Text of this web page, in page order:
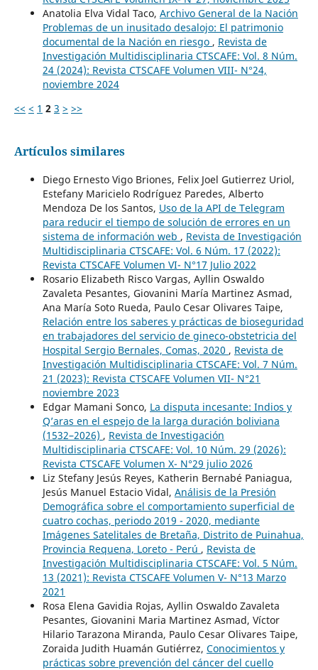
Anatolia Elva Vidal Taco, Archivo General de la Nación
Problemas de un inusitado desalojo: El patrimonio
documental de la Nación en riesgo , Revista de
Investigación Multidisciplinaria CTSCAFE: Vol. 8 Núm.
24 (2024): Revista CTSCAFE Volumen VIII- N°24,
noviembre 2024
<< < 1 2 3 > >>
Artículos similares
Diego Ernesto Vigo Briones, Felix Joel Gutierrez Uriol,
Estefany Maricielo Rodríguez Paredes, Alberto
Mendoza De los Santos, Uso de la API de Telegram
para reducir el tiempo de solución de errores en un
sistema de información web , Revista de Investigación
Multidisciplinaria CTSCAFE: Vol. 6 Núm. 17 (2022):
Revista CTSCAFE Volumen VI- N°17 Julio 2022
Rosario Elizabeth Risco Vargas, Ayllin Oswaldo
Zavaleta Pesantes, Giovanini María Martinez Asmad,
Ana María Soto Rueda, Paulo Cesar Olivares Taipe,
Relación entre los saberes y prácticas de bioseguridad
en trabajadores del servicio de gineco-obstetricia del
Hospital Sergio Bernales, Comas, 2020 , Revista de
Investigación Multidisciplinaria CTSCAFE: Vol. 7 Núm.
21 (2023): Revista CTSCAFE Volumen VII- N°21
noviembre 2023
Edgar Mamani Sonco, La disputa incesante: Indios y
Q’aras en el espejo de la larga duración boliviana
(1532–2026) , Revista de Investigación
Multidisciplinaria CTSCAFE: Vol. 10 Núm. 29 (2026):
Revista CTSCAFE Volumen X- N°29 julio 2026
Liz Stefany Jesús Reyes, Katherin Bernabé Paniagua,
Jesús Manuel Estacio Vidal, Análisis de la Presión
Demográfica sobre el comportamiento superficial de
cuatro cochas, periodo 2019 - 2020, mediante
Imágenes Satelitales de Bretaña, Distrito de Puinahua,
Provincia Requena, Loreto - Perú , Revista de
Investigación Multidisciplinaria CTSCAFE: Vol. 5 Núm.
13 (2021): Revista CTSCAFE Volumen V- N°13 Marzo
2021
Rosa Elena Gavidia Rojas, Ayllin Oswaldo Zavaleta
Pesantes, Giovanini Maria Martinez Asmad, Víctor
Hilario Tarazona Miranda, Paulo Cesar Olivares Taipe,
Zoraida Judith Huamán Gutiérrez, Conocimientos y
prácticas sobre prevención del cáncer del cuello